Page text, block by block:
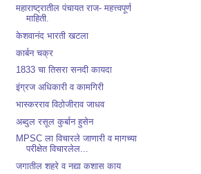
महाराष्ट्रातील पंचायत राज- महत्त्वपूर्ण
माहिती.
केशवानंद भारती खटला
कार्बन चक्र
1833 चा तिसरा सनदी कायदा
इंग्रज अधिकारी व कामगिरी
भास्करराव विठोजीराव जाधव
अब्दुल रसूल कुर्बान हुसेन
MPSC ला विचारले जाणारी व मागच्या
परीक्षेत विचारलेल...
जगातील शहरे व नद्या कशास काय